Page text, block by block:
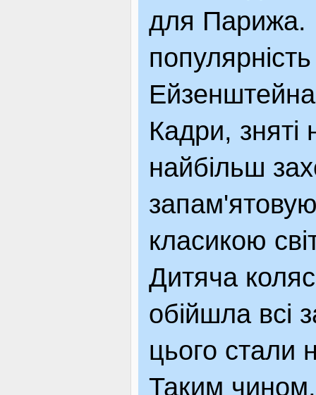
ОГОЛОШЕННЯ
ЯК ДОЇХАТИ
для Парижа.
Кадри, зняті
найбільш
класикою
Дитяча
обійшла всі
цього стали
Таким чином,